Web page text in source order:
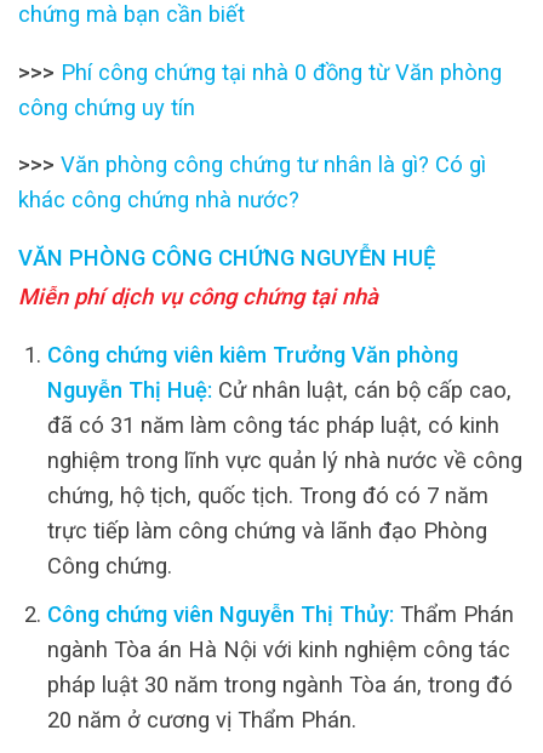
chứng mà bạn cần biết
>>> Phí công chứng tại nhà 0 đồng từ Văn phòng
công chứng uy tín
>>> Văn phòng công chứng tư nhân là gì? Có gì
khác công chứng nhà nước?
VĂN PHÒNG CÔNG CHỨNG NGUYỄN HUỆ
Miễn phí dịch vụ công chứng tại nhà
Công chứng viên kiêm Trưởng Văn phòng
Nguyễn Thị Huệ: Cử nhân luật, cán bộ cấp cao,
đã có 31 năm làm công tác pháp luật, có kinh
nghiệm trong lĩnh vực quản lý nhà nước về công
chứng, hộ tịch, quốc tịch. Trong đó có 7 năm
trực tiếp làm công chứng và lãnh đạo Phòng
Công chứng.
Công chứng viên Nguyễn Thị Thủy: Thẩm Phán
ngành Tòa án Hà Nội với kinh nghiệm công tác
pháp luật 30 năm trong ngành Tòa án, trong đó
20 năm ở cương vị Thẩm Phán.